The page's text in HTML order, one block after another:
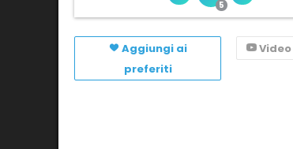
Aggiungi ai
preferiti
Video